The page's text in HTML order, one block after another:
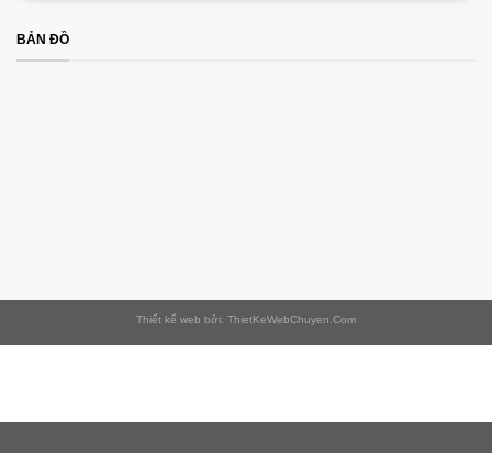
BẢN ĐỒ
Thiết kế web bởi: ThietKeWebChuyen.Com